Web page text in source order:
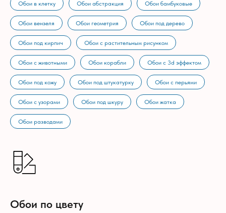
Обои в клетку Обои абстракция Обои бамбуковые
Обои вензеля Обои геометрия Обои под дерево
Обои под кирпич Обои с растительным рисунком
Обои с животными Обои корабли Обои с 3d эффектом
Обои под кожу Обои под штукатурку Обои с перьями
Обои с узорами Обои под шкуру Обои жатка
Обои разводами
Обои по цвету